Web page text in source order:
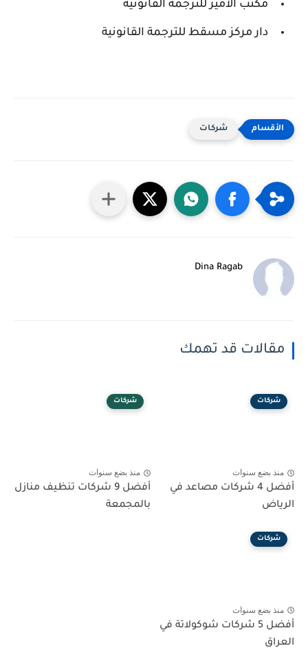
مكتب الأمير للترجمة القانونية
دار مركز مسقط للترجمة القانونية
شركات
Dina Ragab
مقالات قد تهمك
شركات
منذ بضع سنوات
أفضل 4 شركات مصاعد في
الرياض
شركات
منذ بضع سنوات
أفضل 9 شركات تنظيف منازل
بالمجمعة
شركات
منذ بضع سنوات
أفضل 5 شركات شوكولاتة في
العراق